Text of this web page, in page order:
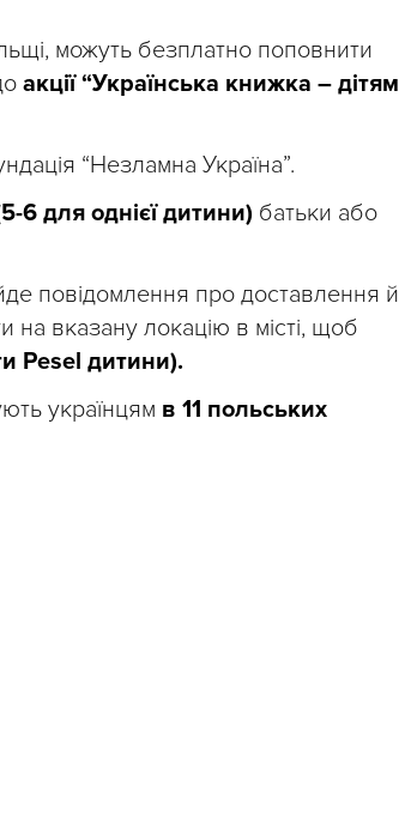
можуть безплатно поповнити
акції “Українська книжка – дітям
“Незламна Україна”.
6 для однієї дитини) батьки або
повідомлення про доставлення й
на вказану локацію в місті, щоб
Pesel дитини).
українцям в 11 польських